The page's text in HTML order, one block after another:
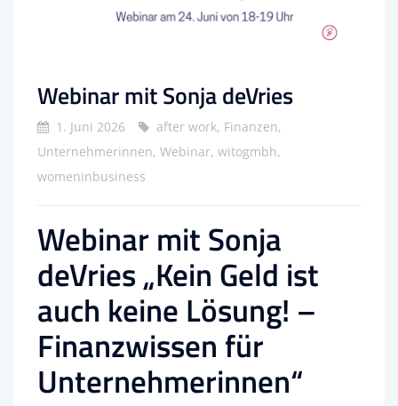
Webinar mit Sonja deVries
1. Juni 2026
after work, Finanzen,
Unternehmerinnen, Webinar, witogmbh,
womeninbusiness
Webinar mit Sonja
deVries „Kein Geld ist
auch keine Lösung! –
Finanzwissen für
Unternehmerinnen“